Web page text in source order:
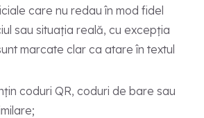
care nu redau în mod fidel
sau situația reală, cu excepția
marcate clar ca atare în textul
coduri QR, coduri de bare sau